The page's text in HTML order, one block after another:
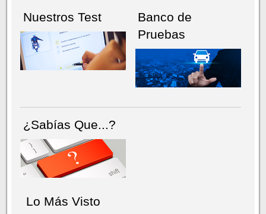
Nuestros Test
Banco de
Pruebas
¿Sabías Que...?
Lo Más Visto